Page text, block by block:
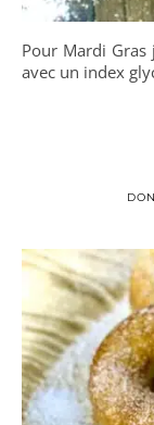
Pour Mardi Gras j’ai testé des bugnes sans sucre raffiné et
avec un index